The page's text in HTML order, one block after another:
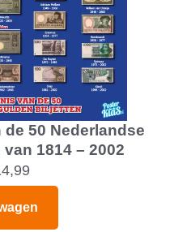
50 Nederlandse
1814 – 2002